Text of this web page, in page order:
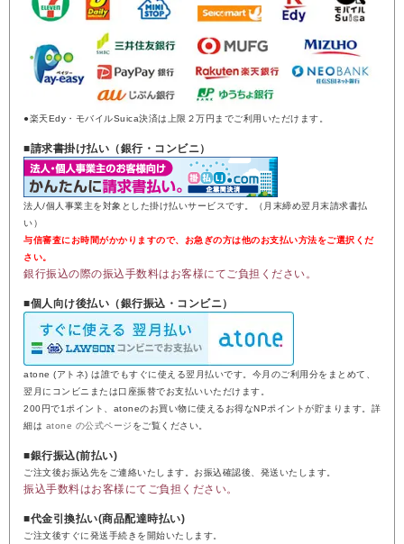
●楽天Edy・モバイルSuica決済は上限２万円までご利用いただけます。
■請求書掛け払い（銀行・コンビニ）
法人/個人事業主を対象とした掛け払いサービスです。（月末締め翌月末請求書払
い）
与信審査にお時間がかかりますので、お急ぎの方は他のお支払い方法をご選択くだ
さい。
銀行振込の際の振込手数料はお客様にてご負担ください。
■個人向け後払い（銀行振込・コンビニ）
atone (アトネ) は誰でもすぐに使える翌月払いです。今月のご利用分をまとめて、
翌月にコンビニまたは口座振替でお支払いいただけます。
200円で1ポイント、atoneのお買い物に使えるお得なNPポイントが貯まります。詳
細は atone の公式ページ をご覧ください。
■銀行振込(前払い)
ご注文後お振込先をご連絡いたします。お振込確認後、発送いたします。
振込手数料はお客様にてご負担ください。
■代金引換払い(商品配達時払い)
ご注文後すぐに発送手続きを開始いたします。